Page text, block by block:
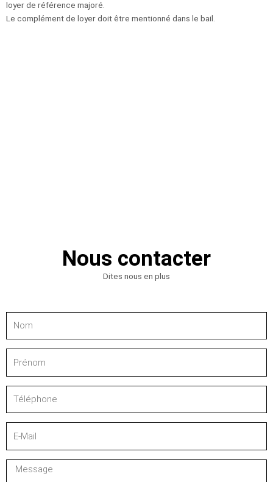
loyer de référence majoré.
Le complément de loyer doit être mentionné dans le bail.
Nous contacter
Dites nous en plus
Mail
Message